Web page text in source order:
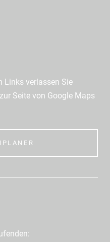
Links verlassen Sie
Seite von Google Maps